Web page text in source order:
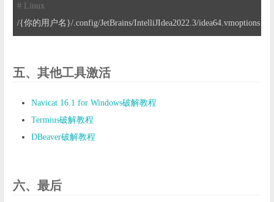
# Linux
/{你的用户名}/ .config/JetBrains/IntelliJIdea2022 .3/idea64.vmoptions
五、其他工具激活
Navicat 16.1 for Windows破解教程
Termius破解教程
DBeaver破解教程
六、最后